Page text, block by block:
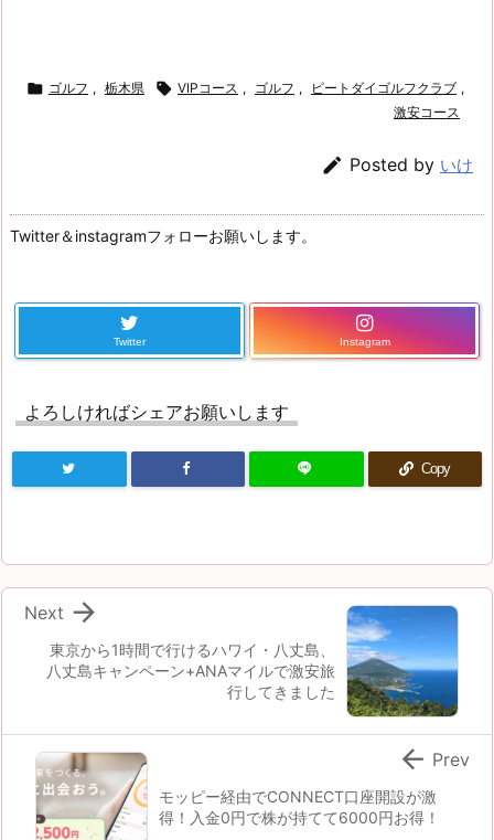
 ゴルフ , 栃木県  VIPコース , ゴルフ , ピートダイゴルフクラブ ,
激安コース
 Posted by いけ
Twitter＆instagramフォローお願いします。
Twitter Instagram
よろしければシェアお願いします
Copy
東京から1時間で行けるハワイ・八丈島、
八丈島キャンペーン+ANAマイルで激安旅
行してきました

Next
モッピー経由でCONNECT口座開設が激
得！入金0円で株が持てて6000円お得！
 Prev